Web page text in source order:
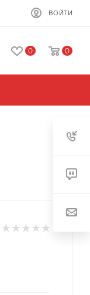
ВОЙТИ
0 0